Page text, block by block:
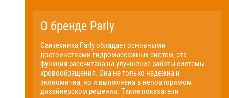
О бренде Parly
Сантехника Parly обладает основными
достоинствами гидромассажных систем, эта
функция рассчитана на улучшение работы системы
кровообращения. Она не только надежна и
экономична, но и выполнена в неповторимом
дизайнерском решении. Такие показатели